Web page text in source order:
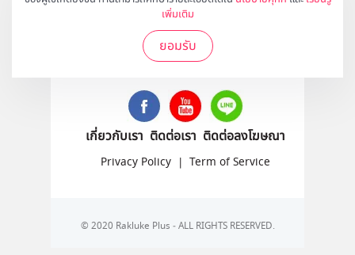
เพิ่มเติม
ยอมรับ
ติดตามเราได้ที่
เกี่ยวกับเรา ติดต่อเรา ติดต่อลงโฆษณา
Privacy Policy | Term of Service
© 2020 Rakluke Plus - ALL RIGHTS RESERVED.